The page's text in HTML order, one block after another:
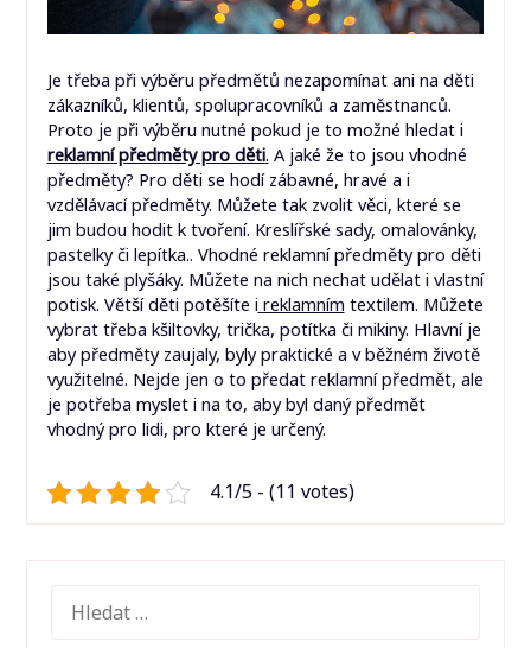
Je třeba při výběru předmětů nezapomínat ani na děti
zákazníků, klientů, spolupracovníků a zaměstnanců.
Proto je při výběru nutné pokud je to možné hledat i
reklamní předměty pro děti. A jaké že to jsou vhodné
předměty? Pro děti se hodí zábavné, hravé a i
vzdělávací předměty. Můžete tak zvolit věci, které se
jim budou hodit k tvoření. Kreslířské sady, omalovánky,
pastelky či lepítka.. Vhodné reklamní předměty pro děti
jsou také plyšáky. Můžete na nich nechat udělat i vlastní
potisk. Větší děti potěšíte i reklamním textilem. Můžete
vybrat třeba kšiltovky, trička, potítka či mikiny. Hlavní je
aby předměty zaujaly, byly praktické a v běžném životě
využitelné. Nejde jen o to předat reklamní předmět, ale
je potřeba myslet i na to, aby byl daný předmět
vhodný pro lidi, pro které je určený.
4.1/5 - (11 votes)